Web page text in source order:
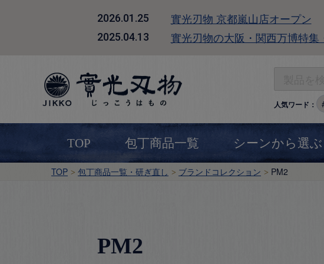
2026.01.25 實光刃物 京都嵐山店オープン
2025.04.13 實光刃物の大阪・関西万博特集
人気ワード：
TOP 包丁商品一覧 シーンから選ぶ
TOP 包丁商品一覧・研ぎ直し ブランドコレクション PM2
PM2